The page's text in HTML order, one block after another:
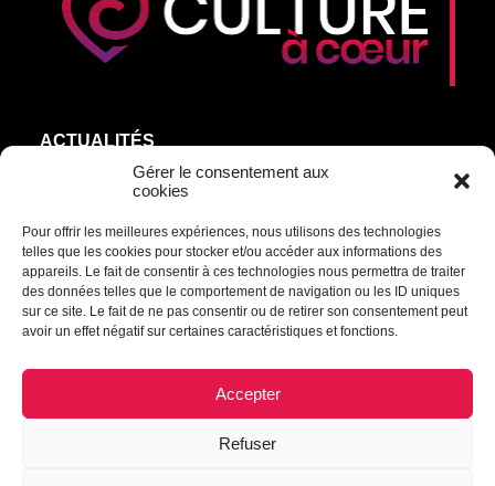
Gérer le consentement aux
cookies
Pour offrir les meilleures expériences, nous utilisons des technologies
telles que les cookies pour stocker et/ou accéder aux informations des
appareils. Le fait de consentir à ces technologies nous permettra de traiter
des données telles que le comportement de navigation ou les ID uniques
sur ce site. Le fait de ne pas consentir ou de retirer son consentement peut
avoir un effet négatif sur certaines caractéristiques et fonctions.
Accepter
Refuser
ACTUALITÉS
AGEND’ART
NOS ARTISTES
ÉDITIONS
S’ABONNER
Transmettre une information ou un commentaire :
© 2021 Culture à cœur | Tous droits réservés.